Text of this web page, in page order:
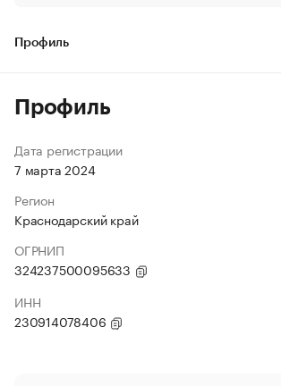
Профиль
Профиль
Дата регистрации
7 марта 2024
Регион
Краснодарский край
ОГРНИП
324237500095633
ИНН
230914078406